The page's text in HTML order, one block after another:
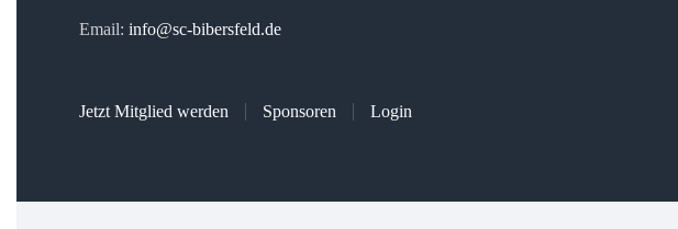
Email: info@sc-bibersfeld.de
Jetzt Mitglied werden Sponsoren Login